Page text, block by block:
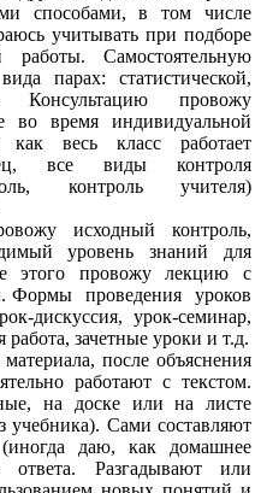
способами, в том числе
учитывать при подборе
работы. Самостоятельную
парах: статистической,
Консультацию провожу
во время индивидуальной
весь класс работает
все виды контроля
контроль учителя)
исходный контроль,
уровень знаний для
этого провожу лекцию с
Формы проведения уроков
дискуссия, урок-семинар,
работа, зачетные уроки и т.д.
после объяснения
работают с текстом.
на доске или на листе
учебника). Сами составляют
даю, как домашнее
Разгадывают или